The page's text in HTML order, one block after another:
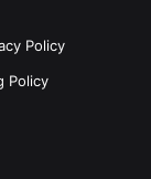
Policy
Policy